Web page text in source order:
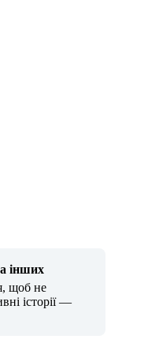
інших
щоб не
історії —